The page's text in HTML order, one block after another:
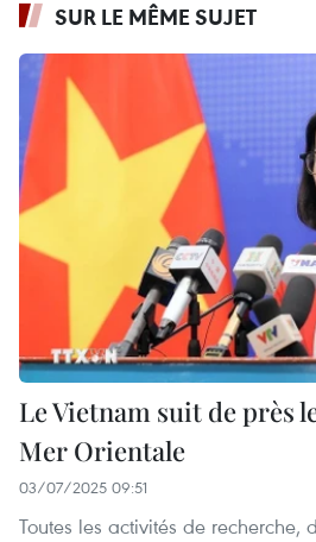
SUR LE MÊME SUJET
Le Vietnam suit de près
Mer Orientale
03/07/2025 09:51
Toutes les activités de recherche,